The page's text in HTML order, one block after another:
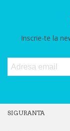
Inscrie-te la
SIGURANTA